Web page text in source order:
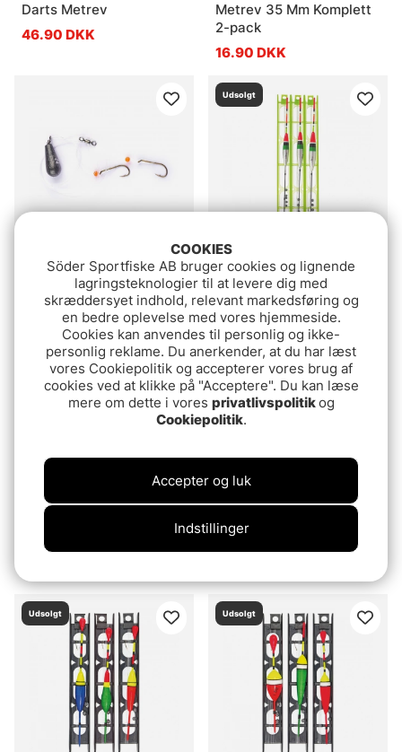
Darts Metrev
46.90 DKK
Metrev 35 Mm Komplett
2-pack
16.90 DKK
Darts Abborre
Bottenmete 20g
39.90 DKK
Udsolgt
Konger Flöteskit (3-
pack)
64.90 DKK
Fladen Flötmete Abborre
Udsolgt
Udsolgt Udsolgt
COOKIES
Söder Sportfiske AB bruger cookies og lignende
lagringsteknologier til at levere dig med
skræddersyet indhold, relevant markedsføring og
en bedre oplevelse med vores hjemmeside.
Cookies kan anvendes til personlig og ikke-
personlig reklame. Du anerkender, at du har læst
vores Cookiepolitik og accepterer vores brug af
cookies ved at klikke på "Acceptere". Du kan læse
mere om dette i vores privatlivspolitikog
Cookiepolitik.
Indstillinger
Accepter og luk